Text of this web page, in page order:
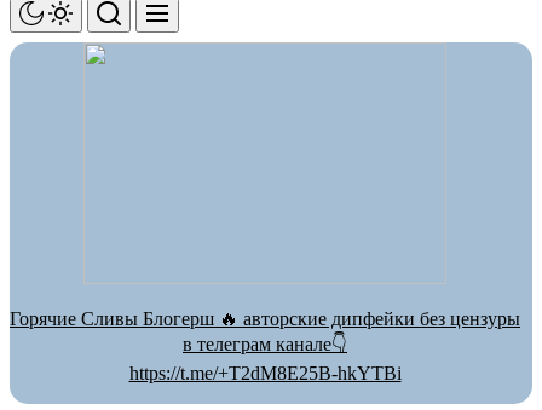
Горячие Сливы Блогерш 🔥 авторские дипфейки без цензуры
в телеграм канале👇
https://t.me/+T2dM8E25B-hkYTBi